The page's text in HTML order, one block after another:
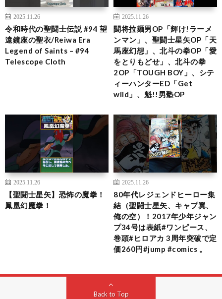
2025.11.26
令和時代の聖闘士伝説 #94 望
遠鏡座の聖衣/Reiwa Era
Legend of Saints – #94
Telescope Cloth
2025.11.26
闘将拉麺男OP「輝け!ラーメ
ンマン」、聖闘士星矢OP「天
馬座幻想」、北斗の拳OP「愛
をとりもどせ」、北斗の拳
2OP「TOUGH BOY」、シテ
ィーハンターED「Get
wild」、魁!!男塾OP
2025.11.26
【聖闘士星矢】恐怖の魔拳！
鳳凰幻魔拳！
2025.11.26
80年代レジェンドヒーロー集
結（聖闘士星矢、キャプ翼、
俺の空）！2017年少年ジャン
プ34号は表紙#ワンピース、
巻頭#ヒロアカ 3周年突破で定
価260円#jump #comics 。
Back to Top